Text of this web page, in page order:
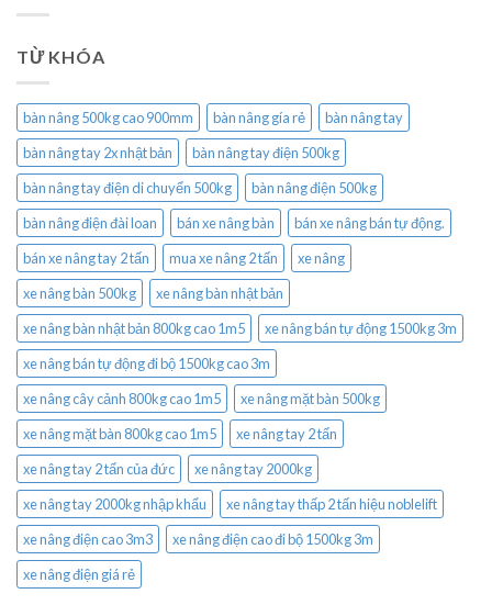
TỪ KHÓA
bàn nâng 500kg cao 900mm bàn nâng gía rẻ
bàn nâng tay
bàn nâng tay 2x nhật bản
bàn nâng tay điện 500kg
bàn nâng tay điện di chuyển 500kg
bàn nâng điện 500kg
bàn nâng điện đài loan
bán xe nâng bàn
bán xe nâng bán tự động.
bán xe nâng tay 2 tấn
mua xe nâng 2 tấn
xe nâng
xe nâng bàn 500kg
xe nâng bàn nhật bản
xe nâng bàn nhật bản 800kg cao 1m5
xe nâng bán tự động 1500kg 3m
xe nâng bán tự động đi bộ 1500kg cao 3m
xe nâng cây cảnh 800kg cao 1m5
xe nâng mặt bàn 500kg
xe nâng mặt bàn 800kg cao 1m5
xe nâng tay 2 tấn
xe nâng tay 2 tấn của đức
xe nâng tay 2000kg
xe nâng tay 2000kg nhập khẩu
xe nâng tay thấp 2 tấn hiệu noblelift
xe nâng điện cao 3m3
xe nâng điện cao đi bộ 1500kg 3m
xe nâng điện giá rẻ